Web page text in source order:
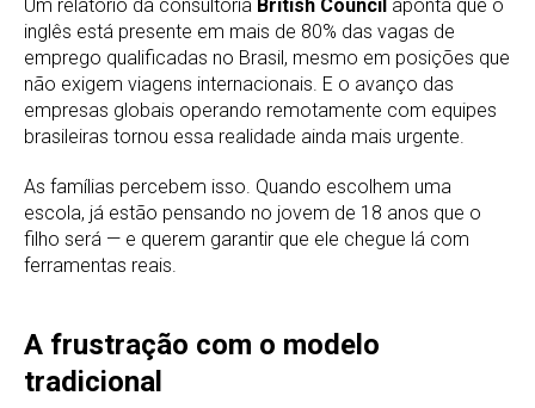
Um relatório da consultoria British Council aponta que o
inglês está presente em mais de 80% das vagas de
emprego qualificadas no Brasil, mesmo em posições que
não exigem viagens internacionais. E o avanço das
empresas globais operando remotamente com equipes
brasileiras tornou essa realidade ainda mais urgente.
As famílias percebem isso. Quando escolhem uma
escola, já estão pensando no jovem de 18 anos que o
filho será — e querem garantir que ele chegue lá com
ferramentas reais.
A frustração com o modelo
tradicional